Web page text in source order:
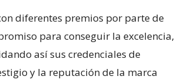
diferentes premios por parte de
para conseguir la excelencia,
así sus credenciales de
y la reputación de la marca